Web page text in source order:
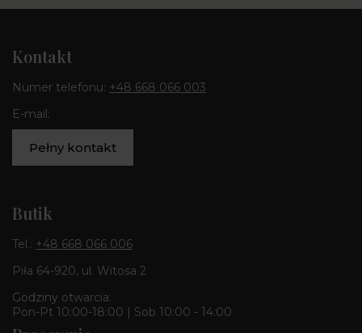
Kontakt
Numer telefonu: +48 668 066 003
E-mail:
Pełny kontakt
Butik
Tel.: +48 668 066 006
Piła 64-920, ul. Witosa 2
Godziny otwarcia:
Pon-Pt 10:00-18:00 | Sob 10:00 - 14:00